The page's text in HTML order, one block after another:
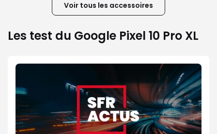
Voir tous les accessoires
Les test du Google Pixel 10 Pro XL